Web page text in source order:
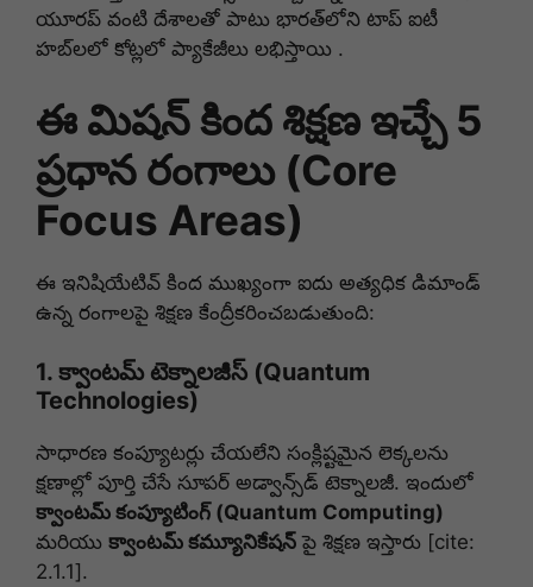
యూరప్ వంటి దేశాలతో పాటు భారత్‌లోని టాప్ ఐటీ
హబ్‌లలో కోట్లలో ప్యాకేజీలు లభిస్తాయి .
ఈ మిషన్ కింద శిక్షణ ఇచ్చే 5
ప్రధాన రంగాలు (Core
Focus Areas)
ఈ ఇనిషియేటివ్ కింద ముఖ్యంగా ఐదు అత్యధిక డిమాండ్
ఉన్న రంగాలపై శిక్షణ కేంద్రీకరించబడుతుంది:
1. క్వాంటమ్ టెక్నాలజీస్ (Quantum
Technologies)
సాధారణ కంప్యూటర్లు చేయలేని సంక్లిష్టమైన లెక్కలను
క్షణాల్లో పూర్తి చేసే సూపర్ అడ్వాన్స్‌డ్ టెక్నాలజీ. ఇందులో
క్వాంటమ్ కంప్యూటింగ్ (Quantum Computing)
మరియు క్వాంటమ్ కమ్యూనికేషన్ పై శిక్షణ ఇస్తారు [cite:
2.1.1].